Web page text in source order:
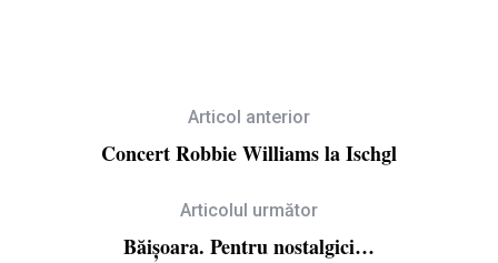
Articol anterior
Concert Robbie Williams la Ischgl
Articolul următor
Băișoara. Pentru nostalgici…